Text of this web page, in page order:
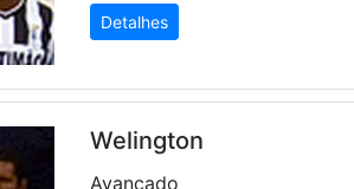
Detalhes
Welington
Avançado